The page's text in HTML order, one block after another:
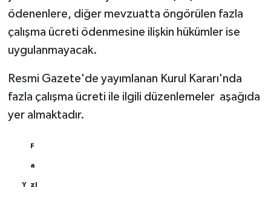
ödenenlere, diğer mevzuatta öngörülen fazla
çalışma ücreti ödenmesine ilişkin hükümler ise
uygulanmayacak.
Resmi Gazete'de yayımlanan Kurul Kararı'nda
fazla çalışma ücreti ile ilgili düzenlemeler aşağıda
yer almaktadır.
Y
F
a
zl